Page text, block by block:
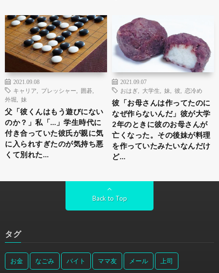
2021.09.08
キャリア
プレッシャー 囲碁
外堀
妹
父「彼くんはもう遊びにない
のか？」私「…」学生時代に
付き合っていた彼氏が親に気
に入られすぎたのが気持ち悪
くて別れた…
2021.09.07
おはぎ
大学生 妹 彼 恋冷め
彼「お母さんは作ってたのに
なぜ作らないんだ」彼が大学
2年のときに彼のお母さんが
亡くなった。その後妹が料理
を作っていたみたいなんだけ
ど…
Back to Top
タグ
お金 なごみ バイト ママ友 メール 上司